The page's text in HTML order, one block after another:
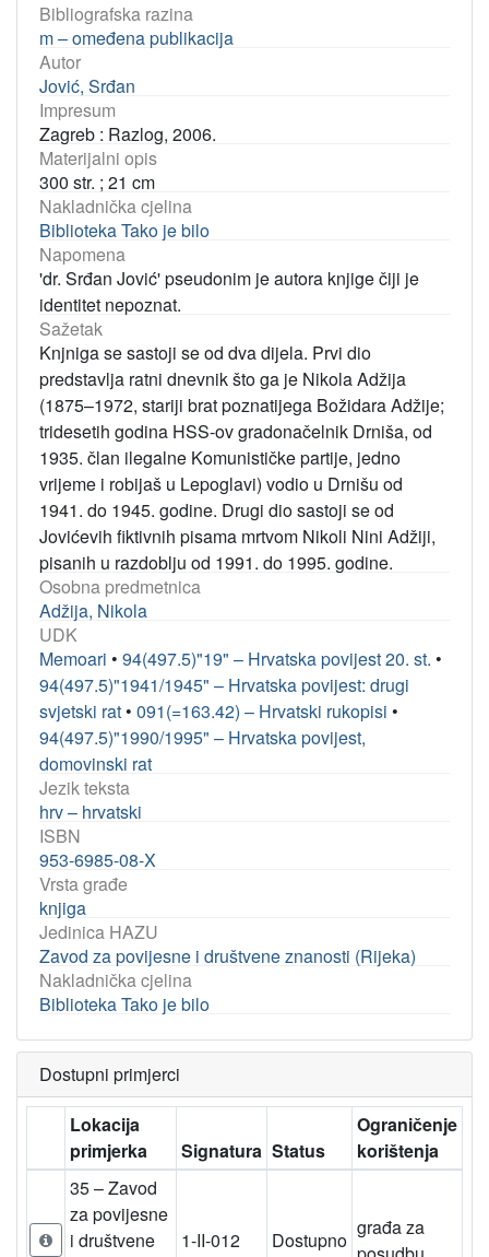
Bibliografska razina
m – omeđena publikacija
Autor
Jović, Srđan
Impresum
Zagreb : Razlog, 2006.
Materijalni opis
300 str. ; 21 cm
Nakladnička cjelina
Biblioteka Tako je bilo
Napomena
'dr. Srđan Jović' pseudonim je autora knjige čiji je
identitet nepoznat.
Sažetak
Knjniga se sastoji se od dva dijela. Prvi dio
predstavlja ratni dnevnik što ga je Nikola Adžija
(1875–1972, stariji brat poznatijega Božidara Adžije;
tridesetih godina HSS-ov gradonačelnik Drniša, od
1935. član ilegalne Komunističke partije, jedno
vrijeme i robijaš u Lepoglavi) vodio u Drnišu od
1941. do 1945. godine. Drugi dio sastoji se od
Jovićevih fiktivnih pisama mrtvom Nikoli Nini Adžiji,
pisanih u razdoblju od 1991. do 1995. godine.
Osobna predmetnica
Adžija, Nikola
UDK
Memoari • 94(497.5)"19" – Hrvatska povijest 20. st. •
94(497.5)"1941/1945" – Hrvatska povijest: drugi
svjetski rat • 091(=163.42) – Hrvatski rukopisi •
94(497.5)"1990/1995" – Hrvatska povijest,
domovinski rat
Jezik teksta
hrv – hrvatski
ISBN
953-6985-08-X
Vrsta građe
knjiga
Jedinica HAZU
Zavod za povijesne i društvene znanosti (Rijeka)
Nakladnička cjelina
Biblioteka Tako je bilo
Dostupni primjerci
Lokacija
primjerka
Signatura Status
Ograničenje
korištenja
35 – Zavod
za povijesne
i društvene
1-II-012 Dostupno
građa za